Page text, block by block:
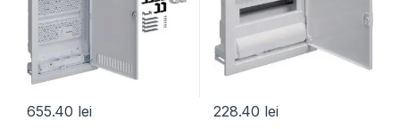
655.40 lei 228.40 lei